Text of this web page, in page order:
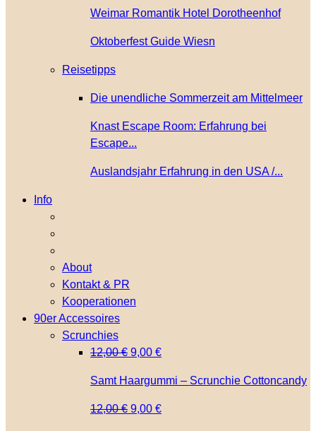
Weimar Romantik Hotel Dorotheenhof
Oktoberfest Guide Wiesn
Reisetipps
Die unendliche Sommerzeit am Mittelmeer
Knast Escape Room: Erfahrung bei
Escape...
Auslandsjahr Erfahrung in den USA /...
Info
About
Kontakt & PR
Kooperationen
90er Accessoires
Scrunchies
12,00€ Ursprünglicher
war:
12,00 €
9,00 €Aktueller
ist:
9,00 €.
Samt Haargummi – Scrunchie Cottoncandy
12,00€ Ursprünglicher
9,00 €Aktueller